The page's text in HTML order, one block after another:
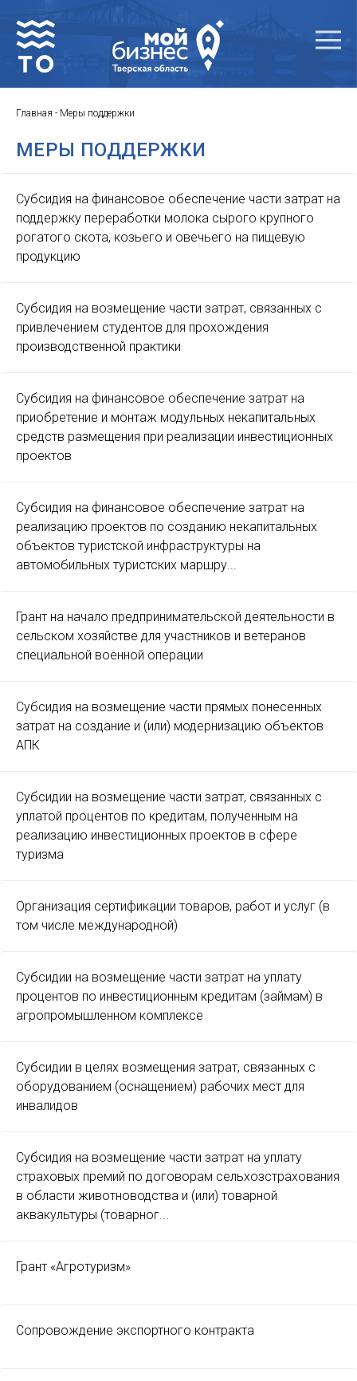
Главная - Меры поддержки
МЕРЫ ПОДДЕРЖКИ
Субсидия на финансовое обеспечение части затрат на
поддержку переработки молока сырого крупного
рогатого скота, козьего и овечьего на пищевую
продукцию
Субсидия на возмещение части затрат, связанных с
привлечением студентов для прохождения
производственной практики
Субсидия на финансовое обеспечение затрат на
приобретение и монтаж модульных некапитальных
средств размещения при реализации инвестиционных
проектов
Субсидия на финансовое обеспечение затрат на
реализацию проектов по созданию некапитальных
объектов туристской инфраструктуры на
автомобильных туристских маршру...
Грант на начало предпринимательской деятельности в
сельском хозяйстве для участников и ветеранов
специальной военной операции
Субсидия на возмещение части прямых понесенных
затрат на создание и (или) модернизацию объектов
АПК
Субсидии на возмещение части затрат, связанных с
уплатой процентов по кредитам, полученным на
реализацию инвестиционных проектов в сфере
туризма
Организация сертификации товаров, работ и услуг (в
том числе международной)
Субсидии на возмещение части затрат на уплату
процентов по инвестиционным кредитам (займам) в
агропромышленном комплексе
Субсидии в целях возмещения затрат, связанных с
оборудованием (оснащением) рабочих мест для
инвалидов
Субсидия на возмещение части затрат на уплату
страховых премий по договорам сельхозстрахования
в области животноводства и (или) товарной
аквакультуры (товарног...
Грант «Агротуризм»
Сопровождение экспортного контракта